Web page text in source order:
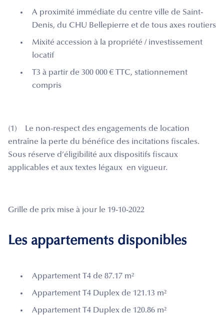
A proximité immédiate du centre ville de Saint-
Denis, du CHU Bellepierre et de tous axes routiers
Mixité accession à la propriété / investissement
locatif
T3 à partir de 300 000 € TTC, stationnement
compris
(1) Le non-respect des engagements de location
entraîne la perte du bénéfice des incitations fiscales.
Sous réserve d’éligibilité aux dispositifs fiscaux
applicables et aux textes légaux en vigueur.
Grille de prix mise à jour le 19-10-2022
Les appartements disponibles
Appartement T4 de 87.17 m²
Appartement T4 Duplex de 121.13 m²
Appartement T4 Duplex de 120.86 m²